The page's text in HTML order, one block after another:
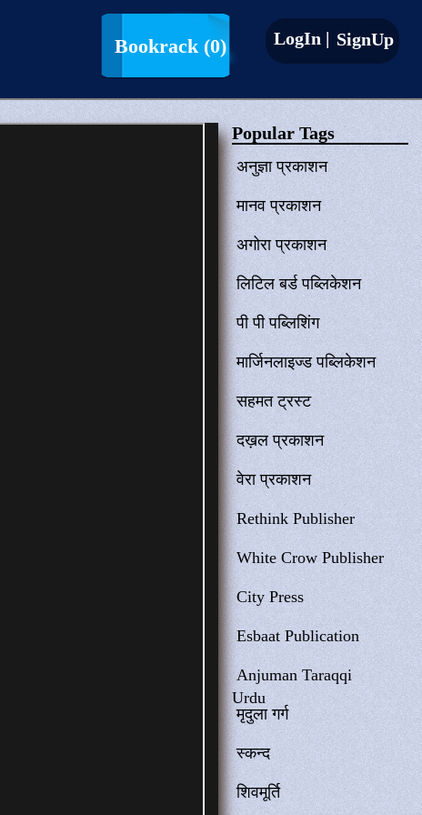
Bookrack (0) LogIn | SignUp
Popular Tags
अनुज्ञा प्रकाशन
मानव प्रकाशन
अगोरा प्रकाशन
लिटिल बर्ड पब्लिकेशन
पी पी पब्लिशिंग
मार्जिनलाइज्ड पब्लिकेशन
सहमत ट्रस्ट
दख़ल प्रकाशन
वेरा प्रकाशन
Rethink Publisher
White Crow Publisher
City Press
Esbaat Publication
Anjuman Taraqqi
Urdu
मृदुला गर्ग
स्कन्द
शिवमूर्ति